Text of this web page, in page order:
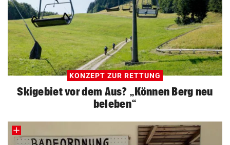
KONZEPT ZUR RETTUNG
Skigebiet vor dem Aus? „Können Berg neu
beleben“